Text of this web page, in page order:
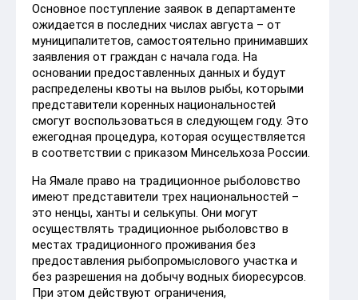
Основное поступление заявок в департаменте
ожидается в последних числах августа – от
муниципалитетов, самостоятельно принимавших
заявления от граждан с начала года. На
основании предоставленных данных и будут
распределены квоты на вылов рыбы, которыми
представители коренных национальностей
смогут воспользоваться в следующем году. Это
ежегодная процедура, которая осуществляется
в соответствии с приказом Минсельхоза России.
На Ямале право на традиционное рыболовство
имеют представители трех национальностей –
это ненцы, ханты и селькупы. Они могут
осуществлять традиционное рыболовство в
местах традиционного проживания без
предоставления рыбопромыслового участка и
без разрешения на добычу водных биоресурсов.
При этом действуют ограничения,